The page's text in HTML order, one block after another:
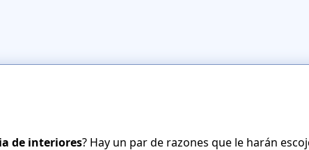
de interiores? Hay un par de razones que le harán